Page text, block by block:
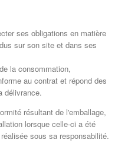
ses obligations en matière
sur son site et dans ses
la consommation,
au contrat et répond des
délivrance.
résultant de l'emballage,
lorsque celle-ci a été
sous sa responsabilité.